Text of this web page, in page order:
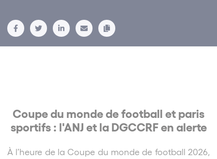
Coupe du monde de football et paris
sportifs : l'ANJ et la DGCCRF en alerte
À l’heure de la Coupe du monde de football 2026,